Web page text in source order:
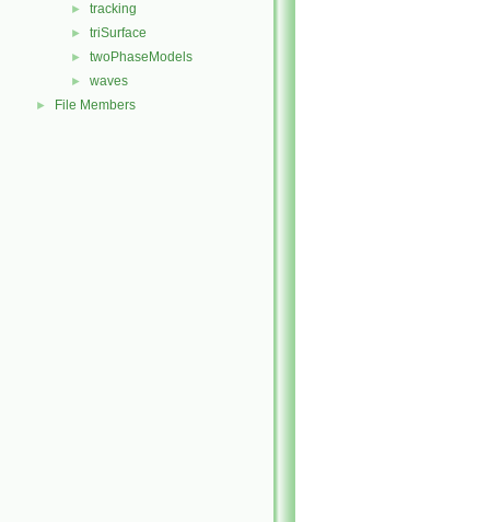
► tracking
► triSurface
► twoPhaseModels
► waves
► File Members